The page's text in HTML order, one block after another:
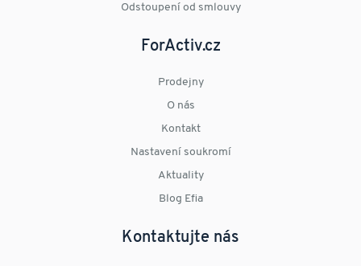
Odstoupení od smlouvy
ForActiv.cz
Prodejny
O nás
Kontakt
Nastavení soukromí
Aktuality
Blog Efia
Kontaktujte nás